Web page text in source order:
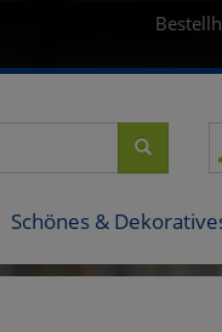
Schönes &